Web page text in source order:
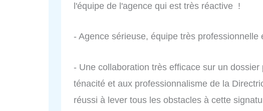
l'équipe de l'agence qui est très réactive !
- Agence sérieuse, équipe très professionnelle
- Une collaboration très efficace sur un
ténacité et aux professionnalisme de la
réussi à lever tous les obstacles à cette